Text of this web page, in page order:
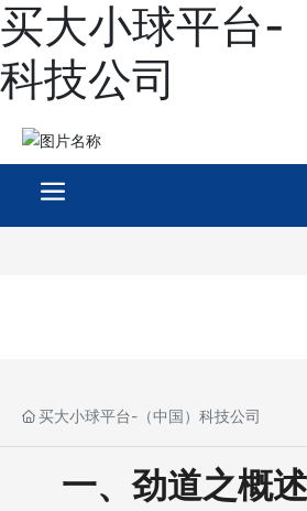
买大小球平台-
科技公司
买大小球平台-（中国）科技公司
一、劲道之概述